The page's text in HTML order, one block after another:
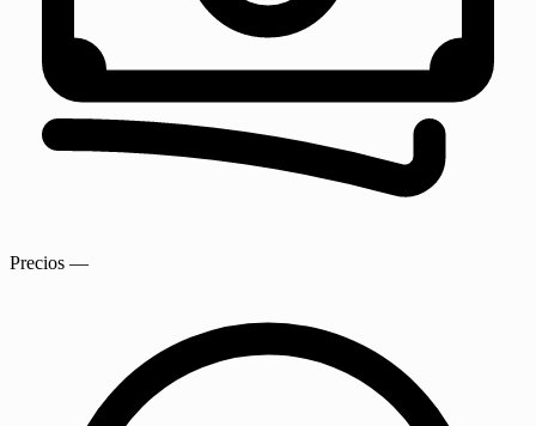
Precios —